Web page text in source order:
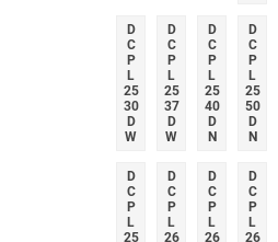
D
C
P
L
25
30
D
W
D
C
P
L
25
37
D
W
D
C
P
L
25
40
D
N
D
C
P
L
25
50
D
N
D
C
P
L
25
D
C
P
L
26
D
C
P
L
26
D
C
P
L
26